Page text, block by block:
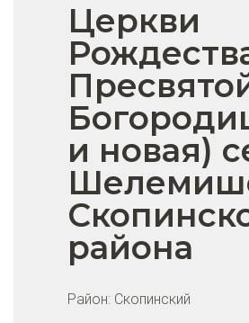
Церкви
и новая)
района
Район: Скопинский